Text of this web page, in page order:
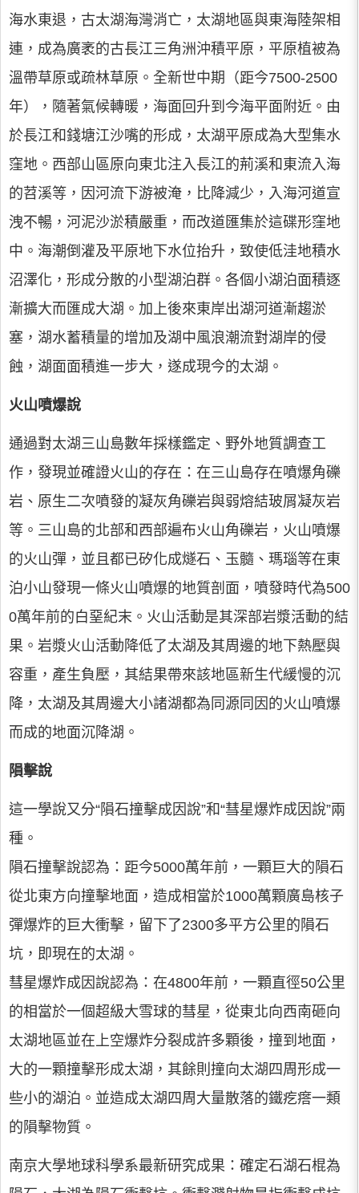
海水東退，古太湖海灣消亡，太湖地區與東海陸架相
連，成為廣袤的古長江三角洲沖積平原，平原植被為
溫帶草原或疏林草原。全新世中期（距今7500-2500
年），隨著氣候轉暖，海面回升到今海平面附近。由
於長江和錢塘江沙嘴的形成，太湖平原成為大型集水
窪地。西部山區原向東北注入長江的荊溪和東流入海
的苕溪等，因河流下游被淹，比降減少，入海河道宣
洩不暢，河泥沙淤積嚴重，而改道匯集於這碟形窪地
中。海潮倒灌及平原地下水位抬升，致使低洼地積水
沼澤化，形成分散的小型湖泊群。各個小湖泊面積逐
漸擴大而匯成大湖。加上後來東岸出湖河道漸趨淤
塞，湖水蓄積量的增加及湖中風浪潮流對湖岸的侵
蝕，湖面面積進一步大，遂成現今的太湖。
火山噴爆說
通過對太湖三山島數年採樣鑑定、野外地質調查工
作，發現並確證火山的存在：在三山島存在噴爆角礫
岩、原生二次噴發的凝灰角礫岩與弱熔結玻屑凝灰岩
等。三山島的北部和西部遍布火山角礫岩，火山噴爆
的火山彈，並且都已矽化成燧石、玉髓、瑪瑙等在東
泊小山發現一條火山噴爆的地質剖面，噴發時代為500
0萬年前的白堊紀末。火山活動是其深部岩漿活動的結
果。岩漿火山活動降低了太湖及其周邊的地下熱壓與
容重，產生負壓，其結果帶來該地區新生代緩慢的沉
降，太湖及其周邊大小諸湖都為同源同因的火山噴爆
而成的地面沉降湖。
隕擊說
這一學說又分“隕石撞擊成因說”和“彗星爆炸成因說”兩
種。
隕石撞擊說認為：距今5000萬年前，一顆巨大的隕石
從北東方向撞擊地面，造成相當於1000萬顆廣島核子
彈爆炸的巨大衝擊，留下了2300多平方公里的隕石
坑，即現在的太湖。
彗星爆炸成因說認為：在4800年前，一顆直徑50公里
的相當於一個超級大雪球的彗星，從東北向西南砸向
太湖地區並在上空爆炸分裂成許多顆後，撞到地面，
大的一顆撞擊形成太湖，其餘則撞向太湖四周形成一
些小的湖泊。並造成太湖四周大量散落的鐵疙瘩一類
的隕擊物質。
南京大學地球科學系最新研究成果：確定石湖石棍為